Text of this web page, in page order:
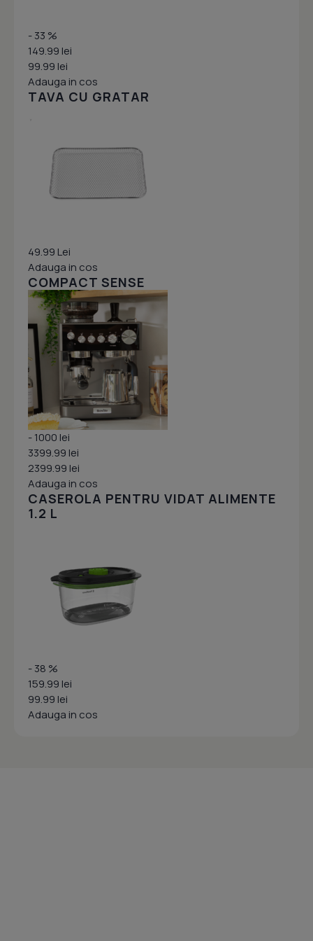
- 33 %
149.99 lei
99.99 lei
Adauga in cos
TAVA CU GRATAR
49.99 Lei
Adauga in cos
COMPACT SENSE
- 1000 lei
3399.99 lei
2399.99 lei
Adauga in cos
CASEROLA PENTRU VIDAT ALIMENTE
1.2 L
- 38 %
159.99 lei
99.99 lei
Adauga in cos